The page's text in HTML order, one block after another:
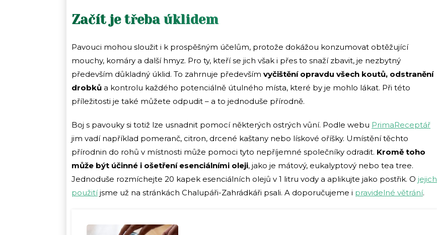
Začít je třeba úklidem
Pavouci mohou sloužit i k prospěšným účelům, protože dokážou konzumovat obtěžující
mouchy, komáry a další hmyz. Pro ty, kteří se jich však i přes to snaží zbavit, je nezbytný
především důkladný úklid. To zahrnuje především vyčištění opravdu všech koutů, odstranění
drobků a kontrolu každého potenciálně útulného místa, které by je mohlo lákat. Při této
příležitosti je také můžete odpudit – a to jednoduše přírodně.
Boj s pavouky si totiž lze usnadnit pomocí některých ostrých vůní. Podle webu PrimaReceptář
jim vadí například pomeranč, citron, drcené kaštany nebo lískové oříšky. Umístění těchto
přírodnin do rohů v místnosti může pomoci tyto nepříjemné společníky odradit. Kromě toho
může být účinné i ošetření esenciálními oleji, jako je mátový, eukalyptový nebo tea tree.
Jednoduše rozmíchejte 20 kapek esenciálních olejů v 1 litru vody a aplikujte jako postřik. O jejich
použitíjsme už na stránkách Chalupáři-Zahrádkáři psali. A doporučujeme i pravidelné větrání.